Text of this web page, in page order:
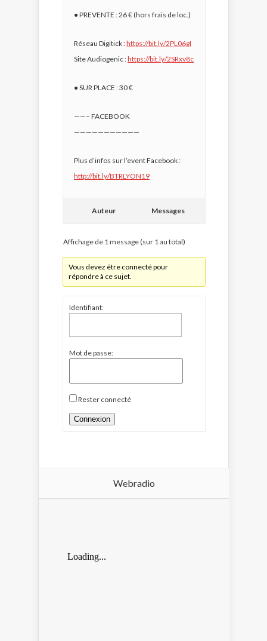
● PREVENTE : 26 € (hors frais de loc.)
Réseau Digitick :https://bit.ly/2PL06gI
Site Audiogenic :https://bit.ly/2SRxv8c
● SUR PLACE : 30 €
——– FACEBOOK
———————————
Plus d’infos sur l’event Facebook :
http://bit.ly/BTRLYON19
Auteur Messages
Affichage de 1 message (sur 1 au total)
Vous devez être connecté pour
répondre à ce sujet.
Identifiant:
Mot de passe:
Rester connecté
Connexion
Webradio